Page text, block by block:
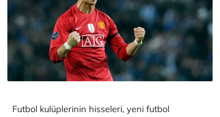
Futbol kulüplerinin hisseleri, yeni futbol